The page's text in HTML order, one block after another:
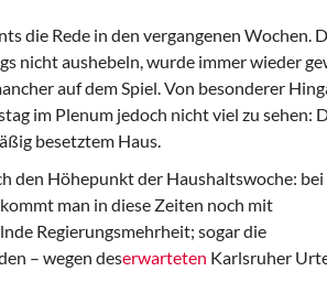
die Rede in den vergangenen Wochen.
nicht aushebeln, wurde immer wieder
auf dem Spiel. Von besonderer
im Plenum jedoch nicht viel zu sehen:
besetztem Haus.
den Höhepunkt der Haushaltswoche: bei
man in diese Zeiten noch mit
Regierungsmehrheit; sogar die
– wegen deserwarteten Karlsruher